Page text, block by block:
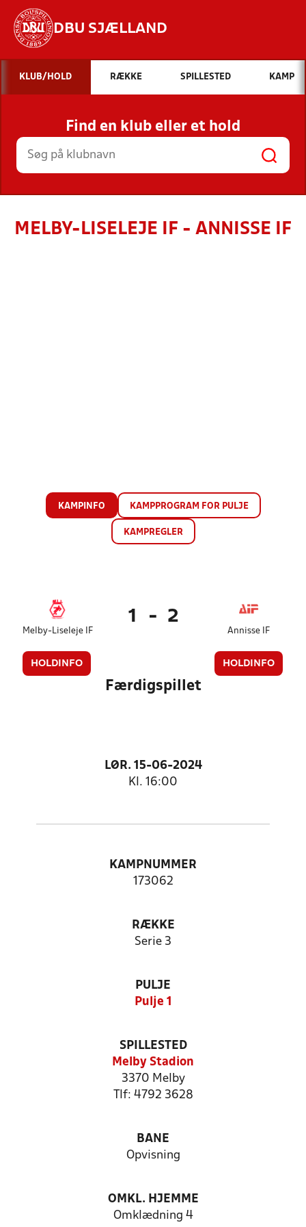
DBU SJÆLLAND
Hvad vil du søge efter?
INDHOLD OG NYHEDER
STILLINGER, RESULTATER, KLUBBER OG
HOLD
KLUB/HOLD RÆKKE SPILLESTED KAMP
Find en klub eller et hold
MELBY-LISELEJE IF - ANNISSE IF
KAMPINFO KAMPPROGRAM FOR PULJE
KAMPREGLER
Melby-Liseleje IF
HOLDINFO
1 - 2
Annisse IF
HOLDINFO
Færdigspillet
LØR. 15-06-2024
Kl. 16:00
KAMPNUMMER
173062
RÆKKE
Serie 3
PULJE
Pulje 1
SPILLESTED
Melby Stadion
3370 Melby
Tlf: 4792 3628
BANE
Opvisning
OMKL. HJEMME
Omklædning 4